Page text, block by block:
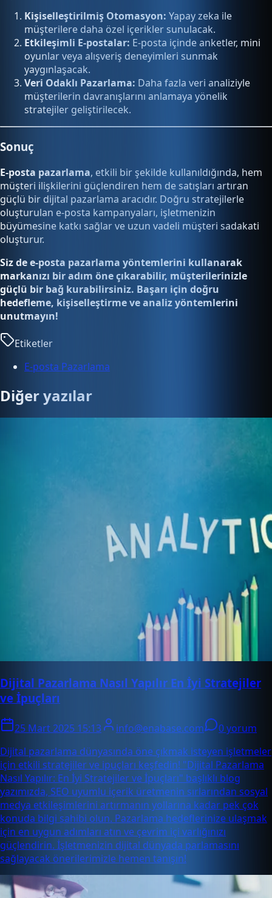
Kişiselleştirilmiş Otomasyon: Yapay zeka ile
müşterilere daha özel içerikler sunulacak.
Etkileşimli E-postalar: E-posta içinde anketler, mini
oyunlar veya alışveriş deneyimleri sunmak
yaygınlaşacak.
Veri Odaklı Pazarlama: Daha fazla veri analiziyle
müşterilerin davranışlarını anlamaya yönelik
stratejiler geliştirilecek.
Sonuç
E-posta pazarlama, etkili bir şekilde kullanıldığında, hem
müşteri ilişkilerini güçlendiren hem de satışları artıran
güçlü bir dijital pazarlama aracıdır. Doğru stratejilerle
oluşturulan e-posta kampanyaları, işletmenizin
büyümesine katkı sağlar ve uzun vadeli müşteri sadakati
oluşturur.
Siz de e-posta pazarlama yöntemlerini kullanarak
markanızı bir adım öne çıkarabilir, müşterilerinizle
güçlü bir bağ kurabilirsiniz. Başarı için doğru
hedefleme, kişiselleştirme ve analiz yöntemlerini
unutmayın!
Etiketler
E-posta Pazarlama
Diğer yazılar
Dijital Pazarlama Nasıl Yapılır En İyi Stratejiler
ve İpuçları
25 Mart 2025 15:13 info@enabase.com
0 yorum
Dijital pazarlama dünyasında öne çıkmak isteyen işletmeler
için etkili stratejiler ve ipuçları keşfedin! "Dijital Pazarlama
Nasıl Yapılır: En İyi Stratejiler ve İpuçları" başlıklı blog
yazımızda, SEO uyumlu içerik üretmenin sırlarından sosyal
medya etkileşimlerini artırmanın yollarına kadar pek çok
konuda bilgi sahibi olun. Pazarlama hedeflerinize ulaşmak
için en uygun adımları atın ve çevrim içi varlığınızı
güçlendirin. İşletmenizin dijital dünyada parlamasını
sağlayacak önerilerimizle hemen tanışın!